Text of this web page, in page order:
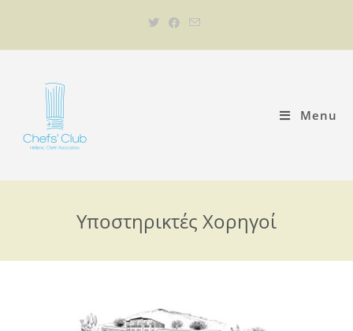
Menu
Υποστηρικτές Χορηγοί